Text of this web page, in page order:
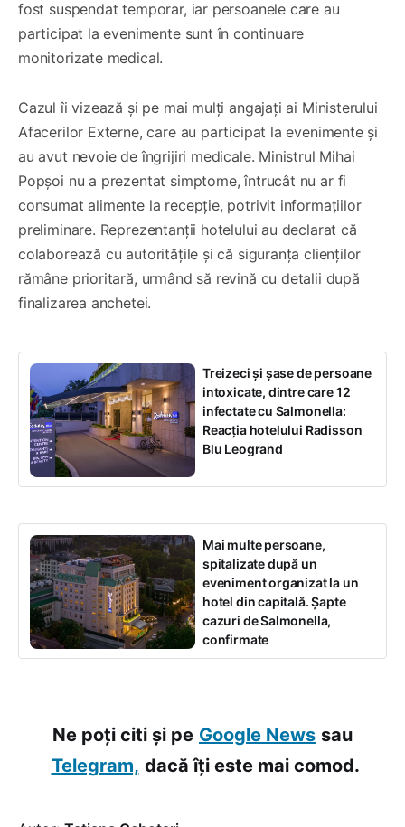
fost suspendat temporar, iar persoanele care au
participat la evenimente sunt în continuare
monitorizate medical.
Cazul îi vizează și pe mai mulți angajați ai Ministerului
Afacerilor Externe, care au participat la evenimente și
au avut nevoie de îngrijiri medicale. Ministrul Mihai
Popșoi nu a prezentat simptome, întrucât nu ar fi
consumat alimente la recepție, potrivit informațiilor
preliminare. Reprezentanții hotelului au declarat că
colaborează cu autoritățile și că siguranța clienților
rămâne prioritară, urmând să revină cu detalii după
finalizarea anchetei.
Treizeci și șase de persoane
intoxicate, dintre care 12
infectate cu Salmonella:
Reacția hotelului Radisson
Blu Leogrand
Mai multe persoane,
spitalizate după un
eveniment organizat la un
hotel din capitală. Șapte
cazuri de Salmonella,
confirmate
Ne poți citi și pe Google News sau
Telegram, dacă îți este mai comod.